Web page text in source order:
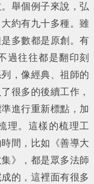
舉個例子來說，弘
約有九十多種。雖
多數都是原創。有
過往往都是翻印刻
，像經典、祖師的
很多的後續工作，
進行重新標點，加
理。這樣的梳理工
間，比如《善導大
》，都是眾多法師
的，這裡面有很多